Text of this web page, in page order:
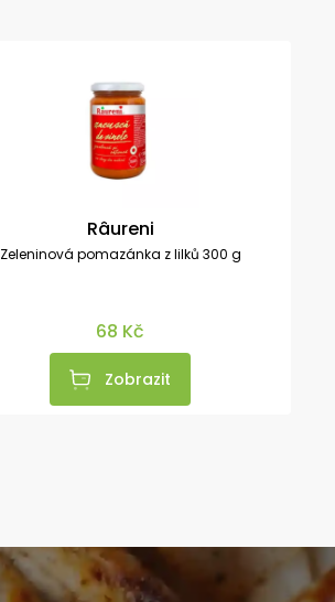
Râureni
Zeleninová pomazánka z lilků 300 g
68 Kč
Zobrazit